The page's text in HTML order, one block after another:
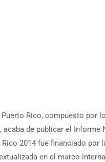
Puerto Rico, compuesto por
acaba de publicar el
Rico 2014 fue financiado
en el marco